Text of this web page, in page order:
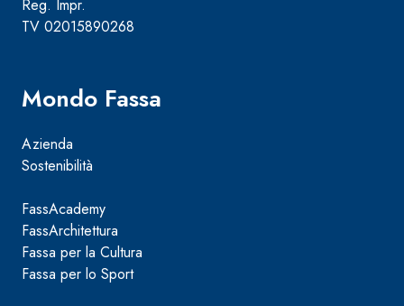
Reg. Impr.
TV 02015890268
Mondo Fassa
Azienda
Sostenibilità
FassAcademy
FassArchitettura
Fassa per la Cultura
Fassa per lo Sport